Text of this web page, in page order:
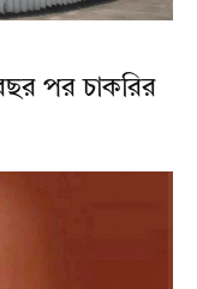
পর চাকরির